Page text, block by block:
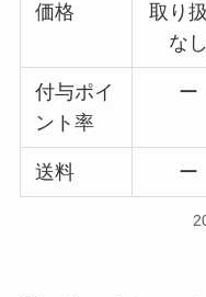
価格
取り
なし
付与ポイ
ント率
ー
送料 ー